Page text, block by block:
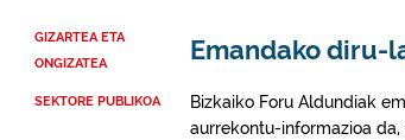
GIZARTEA ETA
ONGIZATEA
SEKTORE PUBLIKOA
Emandako diru-
Bizkaiko Foru Aldundiak
aurrekontu-informazioa